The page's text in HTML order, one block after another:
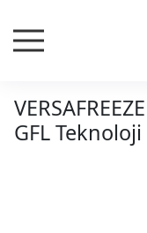
GFL Teknoloji